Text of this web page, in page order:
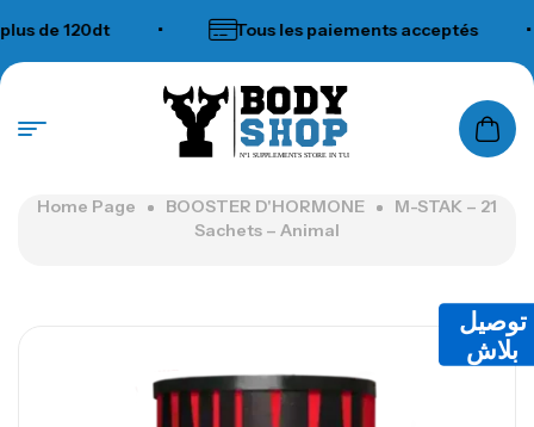
de 120dt Tous les paiements acceptés
N°1 SUPPLEMENTS STORE IN TUNISIA
Home Page BOOSTER D'HORMONE
M-STAK – 21
Sachets – Animal
توصيل
بلاش